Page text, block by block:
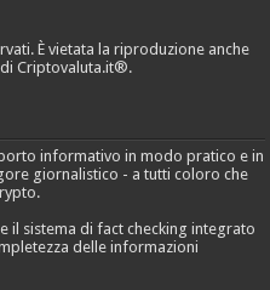
È vietata la riproduzione anche
Criptovaluta.it®.
informativo in modo pratico e in
giornalistico - a tutti coloro che
sistema di fact checking integrato
delle informazioni